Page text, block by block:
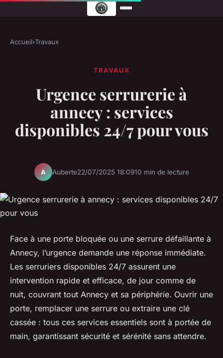
Accueil›Travaux
TRAVAUX
Urgence serrurerie à
annecy : services
disponibles 24/7 pour vous
A Auberte22/07/2025 18:0910 min de lecture
Face à une porte bloquée ou une serrure défaillante à
Annecy, l’urgence demande une réponse immédiate.
Les serruriers disponibles 24/7 assurent une
intervention rapide et efficace, de jour comme de
nuit, couvrant tout Annecy et sa périphérie. Ouvrir une
porte, remplacer une serrure ou extraire une clé
cassée : tous ces services essentiels sont à portée de
main, garantissant sécurité et sérénité sans attendre.